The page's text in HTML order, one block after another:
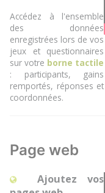
Accédez à l'ensemble
des données
enregistrées lors de vos
jeux et questionnaires
sur votre borne tactile
: participants, gains
remportés, réponses et
coordonnées.
Page web
Ajoutez vos